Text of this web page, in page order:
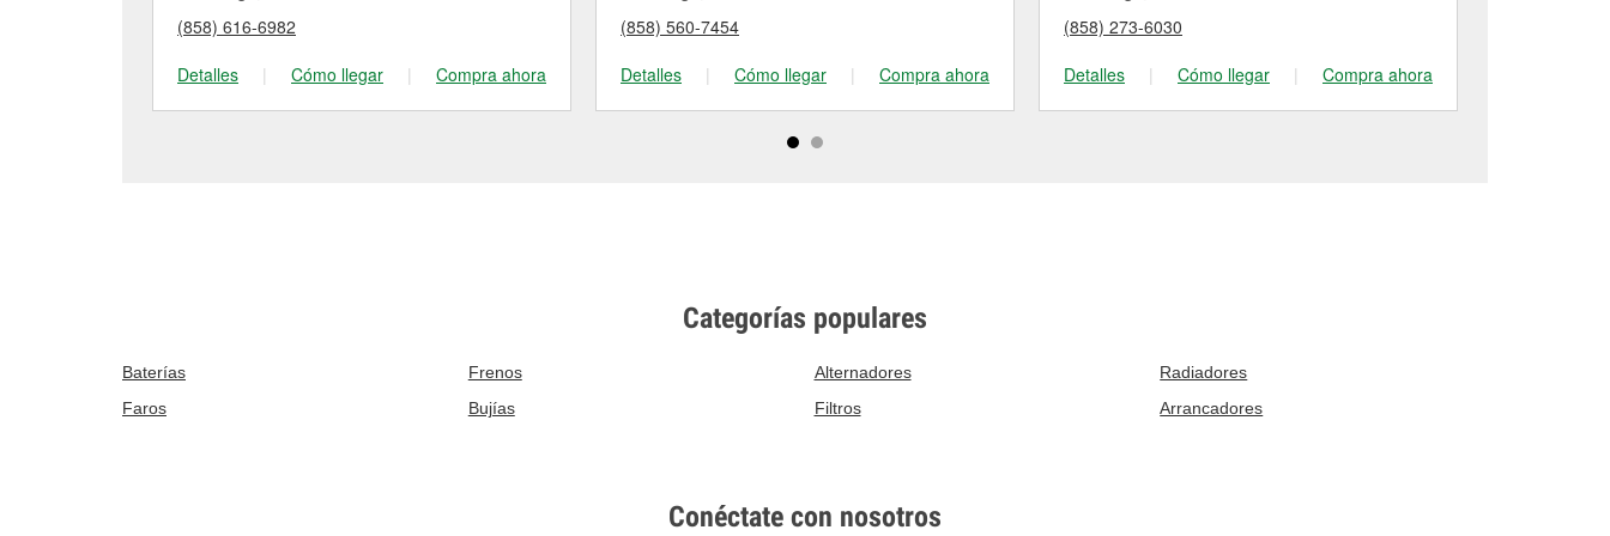
(858) 616-6982
Detalles
| Cómo llegar | Compra ahora
(858) 560-7454
Detalles
| Cómo llegar | Compra ahora
(858) 273-6030
Detalles
| Cómo llegar | Compra ahora
Categorías populares
Baterías Frenos Alternadores
Radiadores
Faros
Bujías Filtros Arrancadores
Conéctate con nosotros